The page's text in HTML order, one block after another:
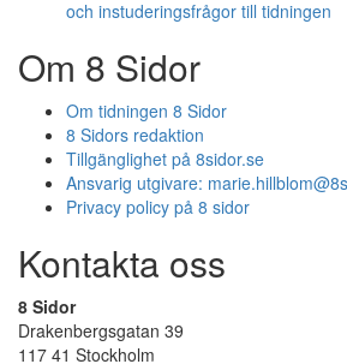
och instuderingsfrågor till tidningen
Om 8 Sidor
Om tidningen 8 Sidor
8 Sidors redaktion
Tillgänglighet på 8sidor.se
Ansvarig utgivare:
Privacy policy på 8 sidor
Kontakta oss
8 Sidor
Drakenbergsgatan 39
117 41 Stockholm